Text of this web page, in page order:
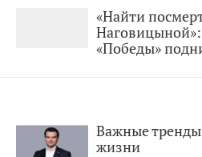
«Найти
Наговицыной»:
«Победы»
Важные
жизни